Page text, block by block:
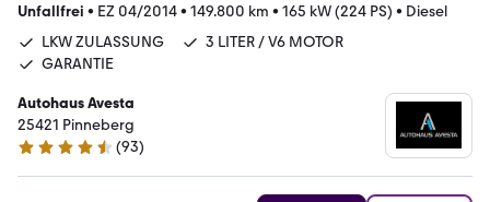
Unfallfrei • EZ 04/2014• 149.800 km • 165 kW (224 PS) • Diesel
LKW ZULASSUNG
3 LITER / V6 MOTOR
GARANTIE
Autohaus Avesta
25421 Pinneberg
4.6 Sterne
(93)